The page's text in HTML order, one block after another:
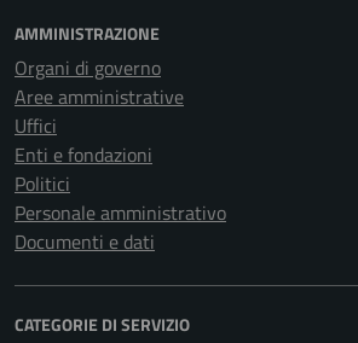
AMMINISTRAZIONE
Organi di governo
Aree amministrative
Uffici
Enti e fondazioni
Politici
Personale amministrativo
Documenti e dati
CATEGORIE DI SERVIZIO